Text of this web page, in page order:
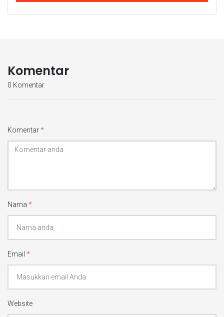
Komentar
0 Komentar
Komentar*
Nama *
Email *
Website